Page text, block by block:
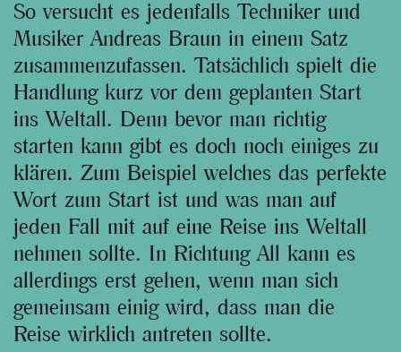
So versucht es jedenfalls Techniker und
Musiker Andreas Braun in einem Satz
zusammenzufassen. Tatsächlich spielt die
Handlung kurz vor dem geplanten Start
ins Weltall. Denn bevor man richtig
starten kann gibt es doch noch einiges zu
klären. Zum Beispiel welches das perfekte
Wort zum Start ist und was man auf
jeden Fall mit auf eine Reise ins Weltall
nehmen sollte. In Richtung All kann es
allerdings erst gehen, wenn man sich
gemeinsam einig wird, dass man die
Reise wirklich antreten sollte.